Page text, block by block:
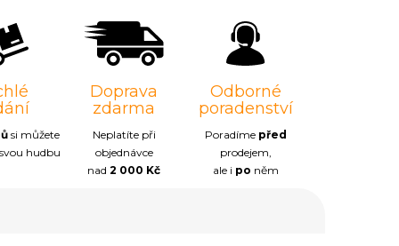
si můžete
hudbu
Doprava
zdarma
Neplatíte při
objednávce
nad2 000 Kč
Odborné
poradenství
Poradíme před
prodejem,
ale i po něm